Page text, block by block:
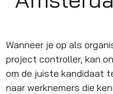
Wanneer je op als
project controller, kan
om de juiste kandidaat
naar werknemers die